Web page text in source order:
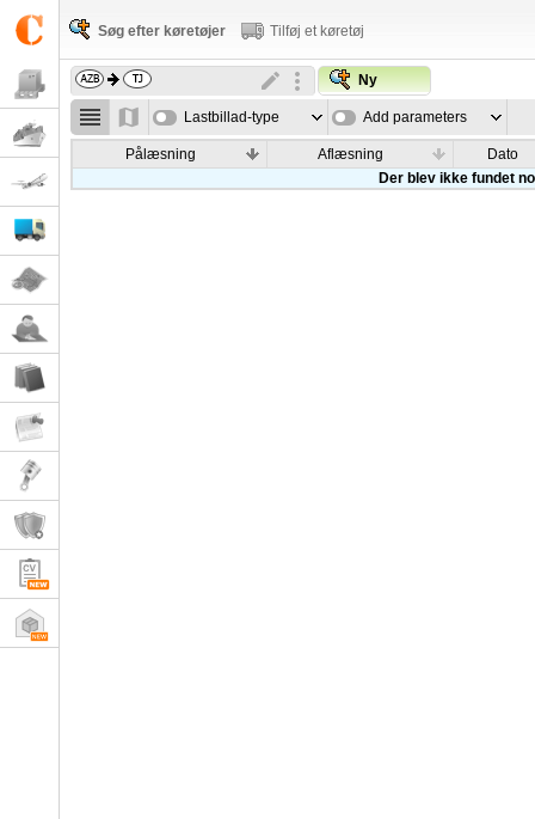
Søg efter køretøjer Tilføj et køretøj
Ny
Lastbillad-type Add parameters
Pålæsning Aflæsning
Dato
Der blev ikke fundet